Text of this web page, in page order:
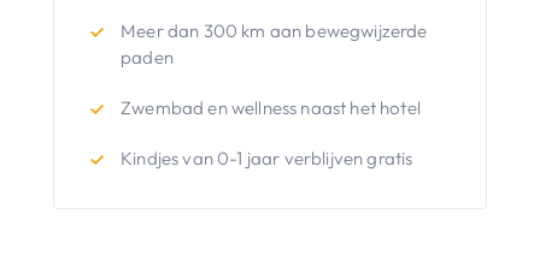
Meer dan 300 km aan bewegwijzerde
paden
Zwembad en wellness naast het hotel
Kindjes van 0-1 jaar verblijven gratis